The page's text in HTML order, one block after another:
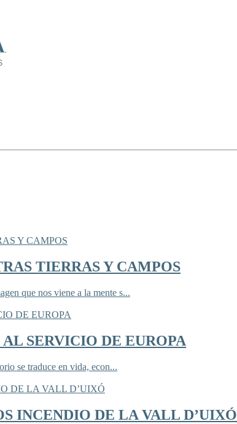
TIERRAS Y CAMPOS
que nos viene a la mente s...
SERVICIO DE EUROPA
se traduce en vida, econ...
INCENDIO DE LA VALL D’UIXÓ